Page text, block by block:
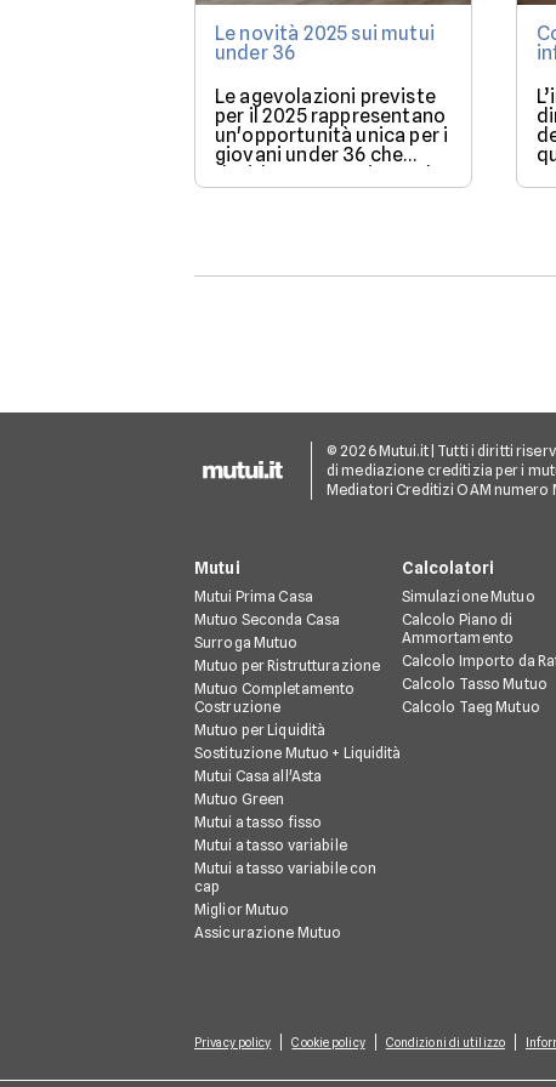
Le novità 2025 sui mutui
under 36
Le agevolazioni previste
per il 2025 rappresentano
un'opportunità unica per i
giovani under 36 che
desiderano acquistare la
loro prima casa.
© 2026 Mutui.it | Tutti i diritti
di mediazione creditizia per i
Mediatori Creditizi OAM numero
Mutui
Mutui Prima Casa
Mutuo Seconda Casa
Surroga Mutuo
Mutuo per Ristrutturazione
Mutuo Completamento
Costruzione
Mutuo per Liquidità
Sostituzione Mutuo + Liquidità
Mutui Casa all'Asta
Mutuo Green
Mutui a tasso fisso
Mutui a tasso variabile
Mutui a tasso variabile con
cap
Miglior Mutuo
Assicurazione Mutuo
Calcolatori
Simulazione Mutuo
Calcolo Piano di
Ammortamento
Calcolo Importo da
Calcolo Tasso Mutuo
Calcolo Taeg Mutuo
Privacy policy Cookie policy Condizioni di utilizzo